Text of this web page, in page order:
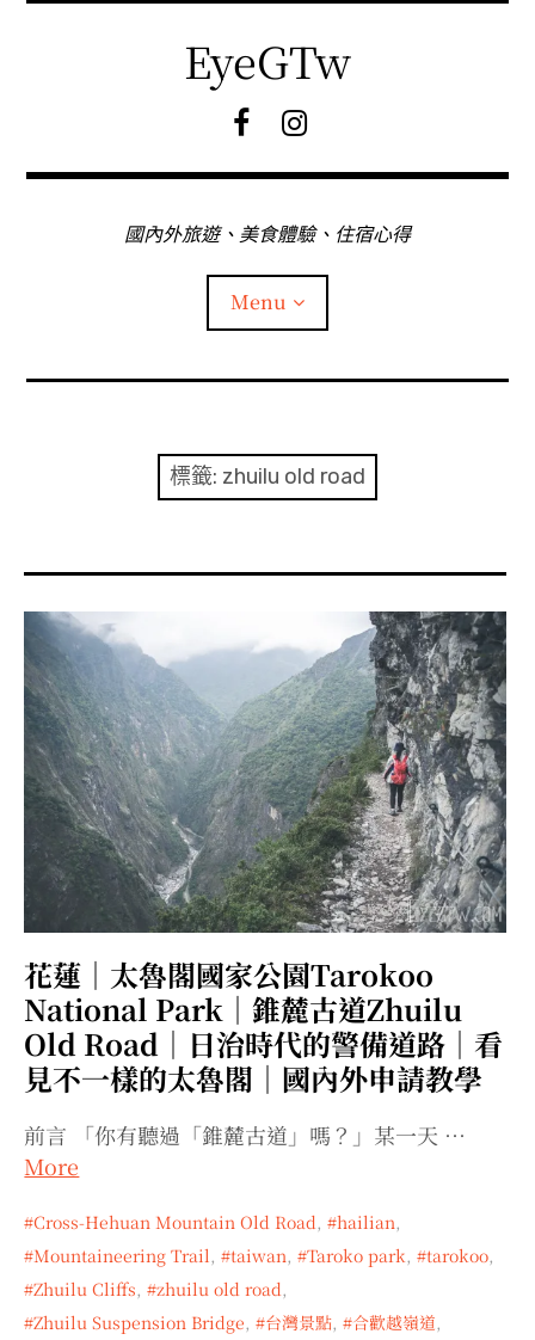
Skip
EyeGTw
F
粉
專
頁
I
國內外旅遊、美食體驗、住宿心得
Menu
child
menu
child
menu
秘魯旅遊 child
child
menu
child
menu
child
menu
child
menu
法國旅遊 child
menu
child
menu
child
menu
child
menu
國內旅遊 child
menu
child
menu
child
menu
child
menu
child
menu
child
menu
child
menu
child
menu
child
menu
child
menu
child
child
menu
child
child
child
menu
child
menu
店家邀約 child
menu
聯絡我
標籤: zhuilu old road
花蓮｜太魯閣國家公園Tarokoo
National Park｜錐麓古道Zhuilu
Old Road｜日治時代的警備道路｜看
見不一樣的太魯閣｜國內外申請教學
前言 「你有聽過「錐麓古道」嗎？」某一天 …
More
Cross-Hehuan Mountain Old Road, hailian,
Mountaineering Trail , taiwan, Taroko park, tarokoo,
Zhuilu Cliffs, zhuilu old road,
Zhuilu Suspension Bridge, 台灣景點, 合歡越嶺道,